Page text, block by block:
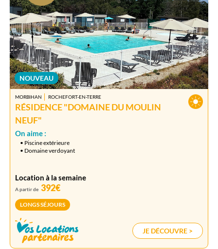
NOUVEAU
MORBIHAN ROCHEFORT-EN-TERRE
RÉSIDENCE "DOMAINE DU MOULIN
NEUF"
On aime :
• Piscine extérieure
• Domaine verdoyant
Location à la semaine
A partir de 392€
LONGS SÉJOURS
JE DÉCOUVRE >